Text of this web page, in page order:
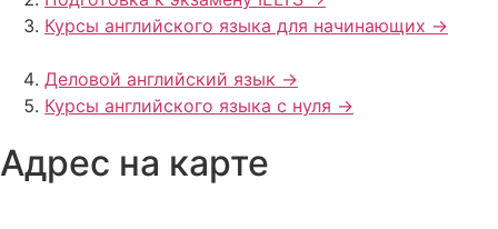
Курсы английского языка для начинающих ->
Деловой английский язык ->
Курсы английского языка с нуля ->
Адрес на карте